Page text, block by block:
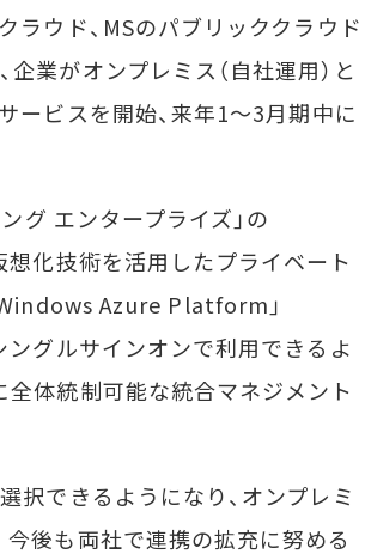
ウド、MSのパブリッククラウド
業がオンプレミス（自社運用）と
ービスを開始、来年1～3月期中に
グ エンタープライズ」の
化技術を活用したプライベート
Azure Platform」
グルサインオンで利用できるよ
全体統制可能な統合マネジメント
できるようになり、オンプレミ
後も両社で連携の拡充に努める